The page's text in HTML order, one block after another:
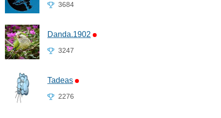
3684
Danda.1902
3247
Tadeas
2276